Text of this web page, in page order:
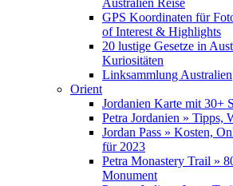
Australien Reise
GPS Koordinaten für
of Interest & Highlights
20 lustige Gesetze in
Kuriositäten
Linksammlung Australien
Orient
Jordanien Karte mit 30+
Petra Jordanien » Tipps,
Jordan Pass » Kosten,
für 2023
Petra Monastery Trail »
Monument